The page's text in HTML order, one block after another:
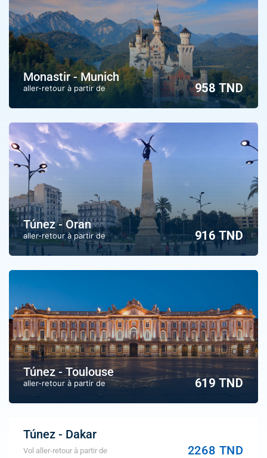
Monastir - Munich
aller-retour à partir de 958 TND
Túnez - Oran
aller-retour à partir de 916 TND
Túnez - Toulouse
aller-retour à partir de 619 TND
Túnez - Dakar
Vol aller-retour à partir de 2268 TND